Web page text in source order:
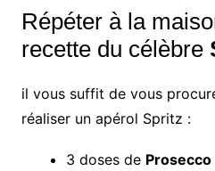
Répéter à la
recette du célèbre
il vous suffit de vous
réaliser un apérol Spritz :
3 doses de Prosecco